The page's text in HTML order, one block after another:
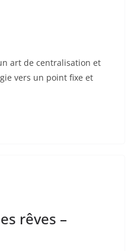
art de centralisation et
vers un point fixe et
rêves –